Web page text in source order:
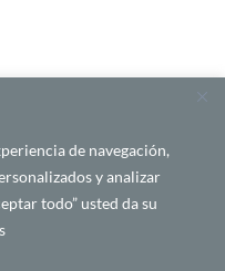
de navegación,
y analizar
todo” usted da su